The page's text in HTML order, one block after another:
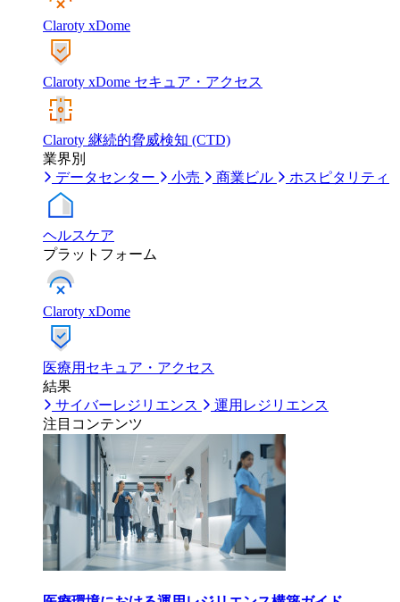
Claroty xDome
Claroty xDome セキュア・アクセス
Claroty 継続的脅威検知 (CTD)
業界別
データセンター
小売 商業ビル ホスピタリティ
ヘルスケア
プラットフォーム
Claroty xDome
医療用セキュア・アクセス
結果
サイバーレジリエンス
運用レジリエンス
注目コンテンツ